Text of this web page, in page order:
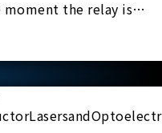
moment the relay is
study.provides an